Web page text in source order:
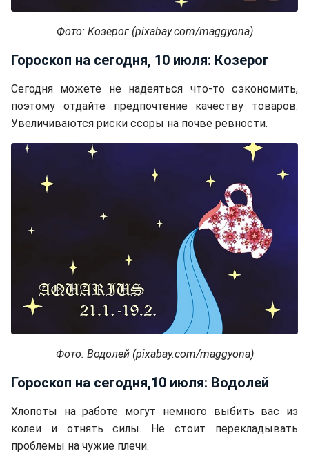
Фото: Козерог (pixabay.com/maggyona)
Гороскоп на сегодня, 10 июля: Козерог
Сегодня можете не надеяться что-то сэкономить,
поэтому отдайте предпочтение качеству товаров.
Увеличиваются риски ссоры на почве ревности.
Фото: Водолей (pixabay.com/maggyona)
Гороскоп на сегодня,10 июля: Водолей
Хлопоты на работе могут немного выбить вас из
колеи и отнять силы. Не стоит перекладывать
проблемы на чужие плечи.